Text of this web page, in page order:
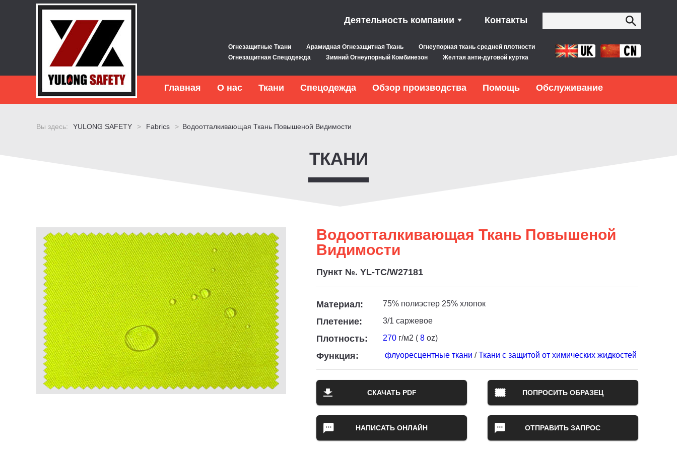
Деятельность компании Контакты
Огнезащитные Ткани Арамидная Огнезащитная Ткань
Огнеупорная ткань средней плотности
Огнезащитная Спецодежда
Зимний Огнеупорный Комбинезон Желтая анти-дуговой куртка
Главная О нас Ткани Спецодежда Обзор производства Помощь Обслуживание
Вы здесь: YULONG SAFETY > Fabrics > Водоотталкивающая Ткань Повышеной Видимости
ТКАНИ
Водоотталкивающая Ткань Повышеной
Видимости
Пункт №. YL-TC/W27181
Материал: 75% полиэстер 25% хлопок
Плетение: 3/1 саржевое
Плотность: 270 г/м2 ( 8 oz)
Функция: флуоресцентные ткани /Ткани с защитой от химических жидкостей
СКАЧАТЬ PDF ПОПРОСИТЬ ОБРАЗЕЦ
НАПИСАТЬ ОНЛАЙН ОТПРАВИТЬ ЗАПРОС